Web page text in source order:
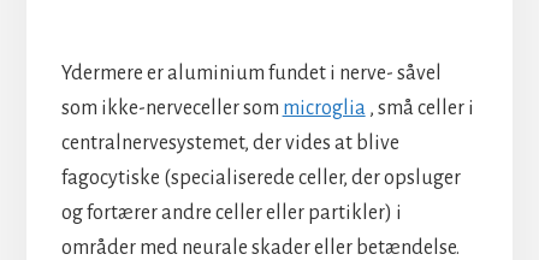
Ydermere er aluminium fundet i nerve- såvel
som ikke-nerveceller som microglia, små celler i
centralnervesystemet, der vides at blive
fagocytiske (specialiserede celler, der opsluger
og fortærer andre celler eller partikler) i
områder med neurale skader eller betændelse.